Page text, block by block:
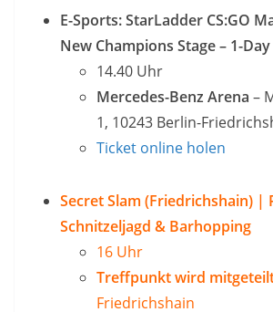
E-Sports: StarLadder CS:GO
New Champions Stage – 1-
14.40 Uhr
Mercedes-Benz Arena –
1, 10243 Berlin-
Ticket online holen
Secret Slam (Friedrichshain) |
Schnitzeljagd & Barhopping
16 Uhr
Treffpunkt wird
Friedrichshain